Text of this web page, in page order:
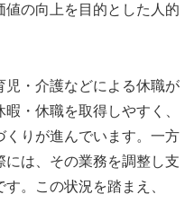
の向上を目的とした人的
児・介護などによる休職が
・休職を取得しやすく、
りが進んでいます。一方
は、その業務を調整し支
。この状況を踏まえ、